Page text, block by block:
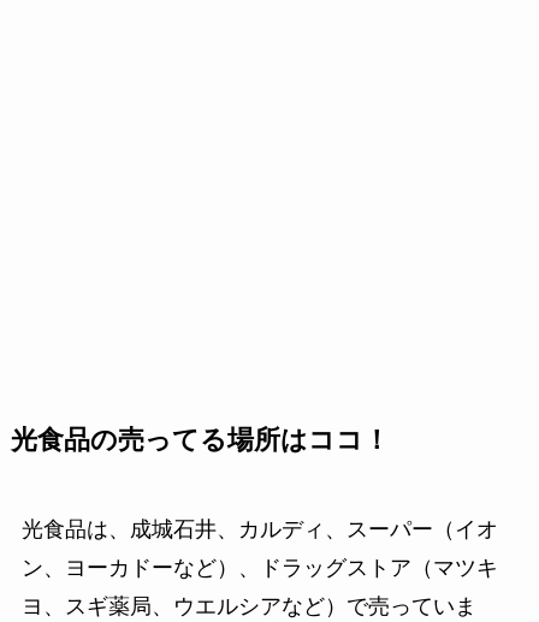
光食品の売ってる場所はココ！
光食品は、成城石井、カルディ、スーパー（イオ
ン、ヨーカドーなど）、ドラッグストア（マツキ
ヨ、スギ薬局、ウエルシアなど）で売っていま